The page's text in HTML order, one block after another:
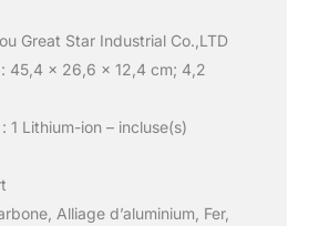
Great Star Industrial Co.,LTD
: 45,4 x 26,6 x 12,4 cm; 4,2
1 Lithium-ion – incluse(s)
Alliage d’aluminium, Fer,